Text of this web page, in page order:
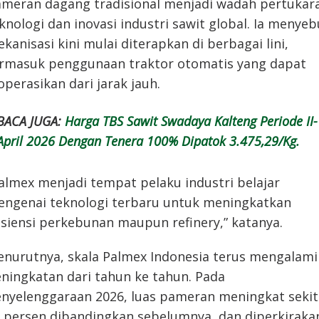
dagang tradisional menjadi wadah
dan inovasi industri sawit global. Ia
kini mulai diterapkan di berbagai lini,
penggunaan traktor otomatis yang dapat
dari jarak jauh.
JUGA: Harga TBS Sawit Swadaya Kalteng Periode II-
2026 Dengan Tenera 100% Dipatok 3.475,29/Kg.
menjadi tempat pelaku industri belajar
teknologi terbaru untuk meningkatkan
perkebunan maupun refinery,” katanya.
skala Palmex Indonesia terus mengalami
dari tahun ke tahun. Pada
2026, luas pameran meningkat